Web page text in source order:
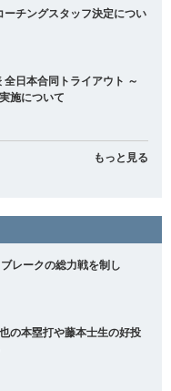
チングスタッフ決定につい
全日本合同トライアウト ～
施について
もっと見る
レークの総力戦を制し
の本塁打や藤本士生の好投